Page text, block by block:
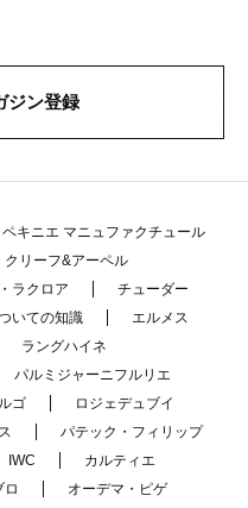
ジン登録
ペキニエ マニュファクチュール
クリーフ&アーペル
ラクロア
チューダー
いての知識
エルメス
ラングハイネ
パルミジャーニフルリエ
ゴ
ロジェデュブイ
パテック・フィリップ
IWC
カルティエ
ロ
オーデマ・ピゲ